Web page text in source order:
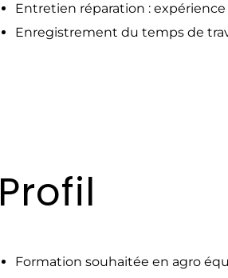
Entretien réparation :
Enregistrement du temps de
Profil
Formation souhaitée en agro